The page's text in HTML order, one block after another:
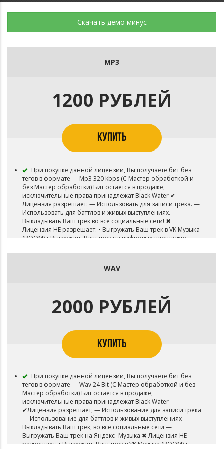
Скачать демо минус
MP3
1200 РУБЛЕЙ
КУПИТЬ
При покупке данной лицензии, Вы получаете бит без
тегов в формате — Mp3 320 kbps (С Мастер обработкой и
без Мастер обработки) Бит остается в продаже,
исключительные права принадлежат Black Water ✔
Лицензия разрешает: — Использовать для записи трека. —
Использовать для баттлов и живых выступлениях. —
Выкладывать Ваш трек во все социальные сети! ✖
Лицензия НЕ разрешает: • Выгружать Ваш трек в VK Музыка
(BOOM) • Выгружать Ваш трек на цифровые площадки:
трек в YouTube и Tik-Tok • Синхронизировать
WAV
2000 РУБЛЕЙ
КУПИТЬ
При покупке данной лицензии, Вы получаете бит без
тегов в формате — Wav 24 Bit (С Мастер обработкой и без
Мастер обработки) Бит остается в продаже,
исключительные права принадлежат Black Water
✔Лицензия разрешает; — Использование для записи трека
— Использование для баттлов и живых выступлениях —
Выкладывать Ваш трек, во все социальные сети —
Выгружать Ваш трек на Яндекс- Музыка ✖ Лицензия НЕ
разрешает: • Выгружать Ваш трек в VK Музыка (BOOM) •